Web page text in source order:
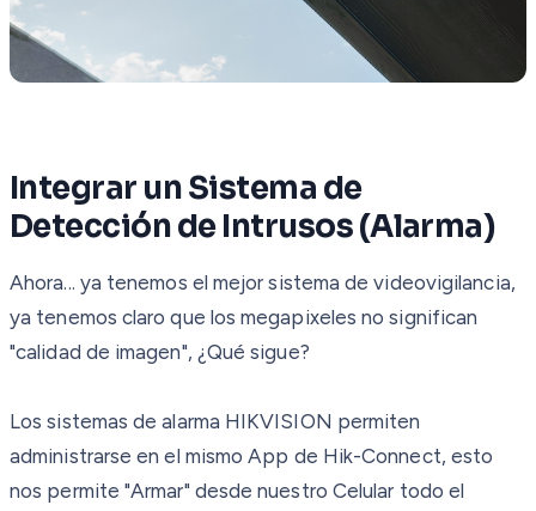
Integrar un Sistema de
Detección de Intrusos (Alarma)
Ahora... ya tenemos el mejor sistema de videovigilancia,
ya tenemos claro que los megapixeles no significan
"calidad de imagen", ¿Qué sigue?
Los sistemas de alarma HIKVISION permiten
administrarse en el mismo App de Hik-Connect, esto
nos permite "Armar" desde nuestro Celular todo el